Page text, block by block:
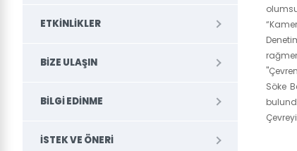
Söke
ETKINLIKLER
BIZE ULAŞIN
BILGI EDINME
İSTEK VE ÖNERI